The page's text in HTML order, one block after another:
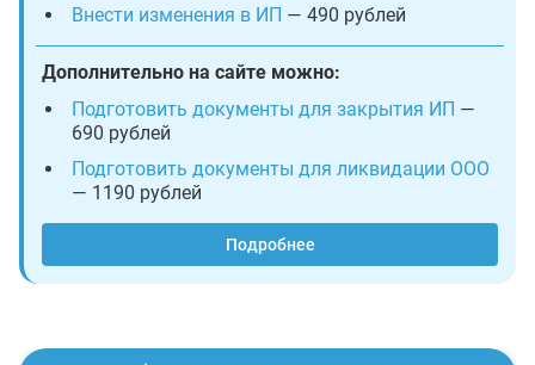
Внести изменения в ИП — 490 рублей
Дополнительно на сайте можно:
Подготовить документы для закрытия ИП —
690 рублей
Подготовить документы для ликвидации ООО
— 1190 рублей
Подробнее